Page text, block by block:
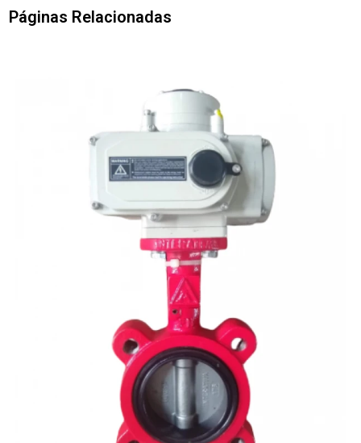
Páginas Relacionadas